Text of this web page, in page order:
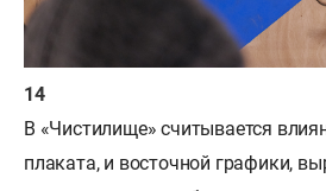
В «Чистилище» считывается
плаката, и восточной графики,